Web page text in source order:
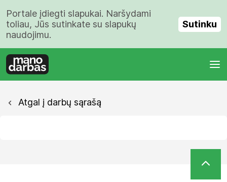
Portale įdiegti slapukai. Naršydami
toliau, Jūs sutinkate su slapukų
naudojimu.
Sutinku
Atgal į darbų sąrašą